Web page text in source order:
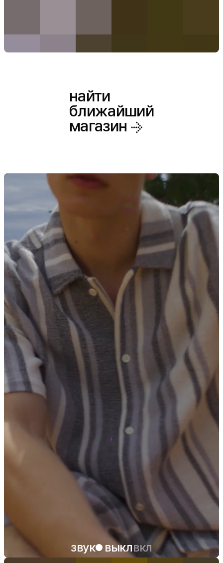
найти
ближайший
магазин
звук выклвкл